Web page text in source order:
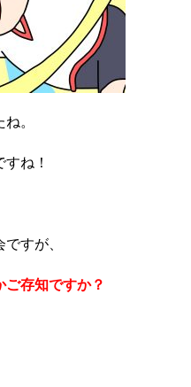
。
ね！
すが、
ご存知ですか？